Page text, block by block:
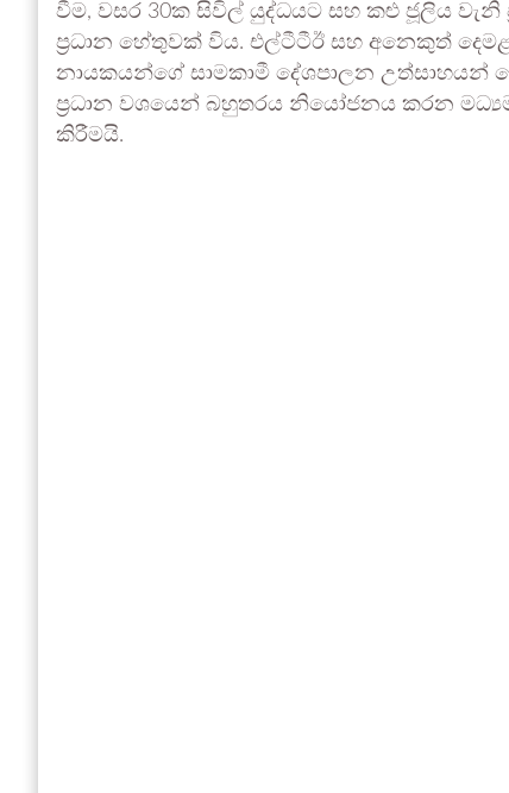
වීම, වසර 30ක සිවිල් යුද්ධයට සහ කළු ජූලිය
ප්‍රධාන හේතුවක් විය. එල්ටීටීඊ සහ අනෙකුත්
නායකයන්ගේ සාමකාමී දේශපාලන
ප්‍රධාන වශයෙන් බහුතරය නියෝජනය කරන
කිරීමයි.